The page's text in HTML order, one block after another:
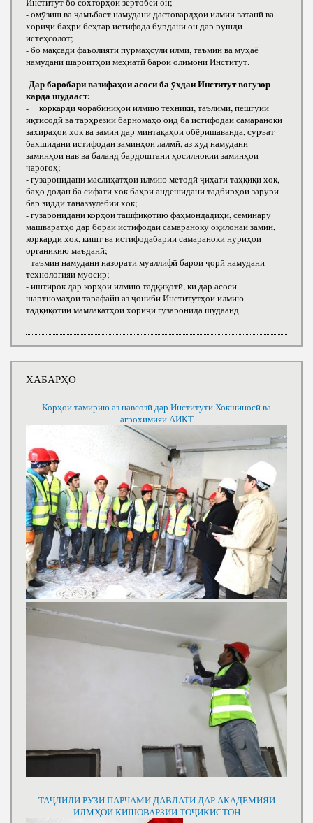
- омӯзиш ва ҷамъбаст намудани дастовардҳои илмии ватанӣ ва
хориҷӣ баҳри беҳтар истифода бурдани он дар рушди
истеҳсолот;
- бо мақсади фаъолияти пурмаҳсули илмӣ, таъмин ва муҳаё
намудани шароитҳои меҳнатӣ барои олимони Институт.
Дар баробари вазифаҳои асоси ба ӯҳдаи Институт вогузор
карда шудааст:
- коркарди чорабиниҳои илмию техникӣ, таълимӣ, пешгӯии
иқтисодӣ ва тарҳрезии барномаҳо оид ба истифодаи самараноки
захираҳои хок ва замин дар минтақаҳои обёришаванда, суръат
бахшидани истифодаи заминҳои лалмӣ, аз худ намудани
заминҳои нав ва баланд бардоштани ҳосилнокии заминҳои
чарогоҳ;
- гузаронидани маслиҳатҳои илмию методӣ ҷиҳати таҳқиқи хок,
баҳо додан ба сифати хок баҳри андешидани тадбирҳои зарурӣ
бар зидди таназзулёбии хок;
- гузаронидани корҳои ташфиқотию фаҳмондадиҳӣ, семинару
машваратҳо дар бораи истифодаи самараноку оқилонаи замин,
коркарди хок, кишт ва истифодабарии самараноки нуриҳои
органикию маъданӣ;
- таъмин намудани назорати муаллифӣ барои ҷорӣ намудани
технологияи муосир;
- иштирок дар корҳои илмию тадқиқотӣ, ки дар асоси
шартномаҳои тарафайн аз ҷониби Институтҳои илмию
тадқиқотии мамлакатҳои хориҷӣ гузаронида шудаанд.
ХАБАРҲО
Корҳои тамирию аз навсозӣ дар Институти Хокшиносӣ ва
агрохимияи АИКТ
ТАҶЛИЛИ РӮЗИ ПАРЧАМИ ДАВЛАТӢ ДАР АКАДЕМИЯИ
ИЛМҲОИ КИШОВАРЗИИ ТОҶИКИСТОН